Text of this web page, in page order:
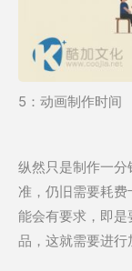
5：动画制作时间
纵然只是制作一
准，仍旧需要耗
能会有要求，即
品，这就需要进行